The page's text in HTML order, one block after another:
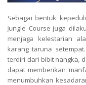
Sebagai bentuk
Jungle Course juga
menjaga kelestarian
karang taruna
terdiri dari bibit nangka,
dapat memberikan
menumbuhkan